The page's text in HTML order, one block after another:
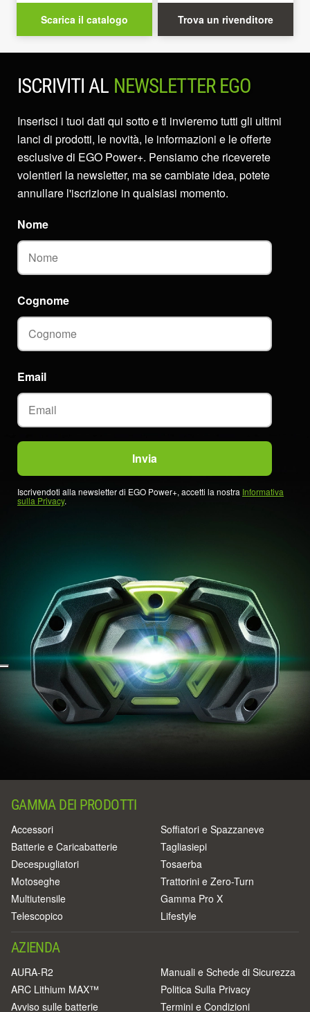
Scarica il catalogo Trova un rivenditore
ISCRIVITI AL NEWSLETTER EGO
Inserisci i tuoi dati qui sotto e ti invieremo tutti gli ultimi
lanci di prodotti, le novità, le informazioni e le offerte
esclusive di EGO Power+. Pensiamo che riceverete
volentieri la newsletter, ma se cambiate idea, potete
annullare l'iscrizione in qualsiasi momento.
Email
Nome
Cognome
Iscrivendoti alla newsletter di EGO Power+, accetti la nostra Informativa
sulla Privacy.
GAMMA DEI PRODOTTI
Accessori
Batterie e Caricabatterie
Decespugliatori
Motoseghe
Multiutensile
Telescopico
Soffiatori e Spazzaneve
Tagliasiepi
Tosaerba
Trattorini e Zero-Turn
Gamma Pro X
Lifestyle
AZIENDA
AURA-R2
ARC Lithium MAX™
Avviso sulle batterie
Manuali e Schede di Sicurezza
Politica Sulla Privacy
Termini e Condizioni